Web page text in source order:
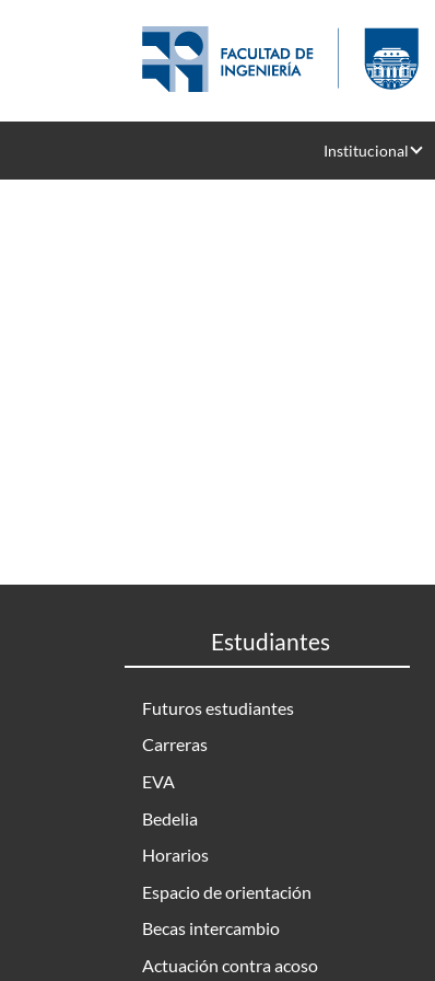
Institucional
Estudiantes
Futuros estudiantes
Carreras
EVA
Bedelia
Horarios
Espacio de orientación
Becas intercambio
Actuación contra acoso